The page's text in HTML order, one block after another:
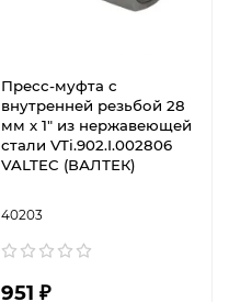
Пресс-муфта с
внутренней резьбой 28
мм х 1" из нержавеющей
стали VTi.902.I.002806
VALTEC (ВАЛТЕК)
40203
951 ₽